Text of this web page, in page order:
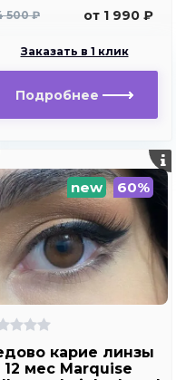
500 ₽
от 1 990 ₽
Заказать в 1 клик
Подробнее
new 60%
карие линзы
12 мес Marquise